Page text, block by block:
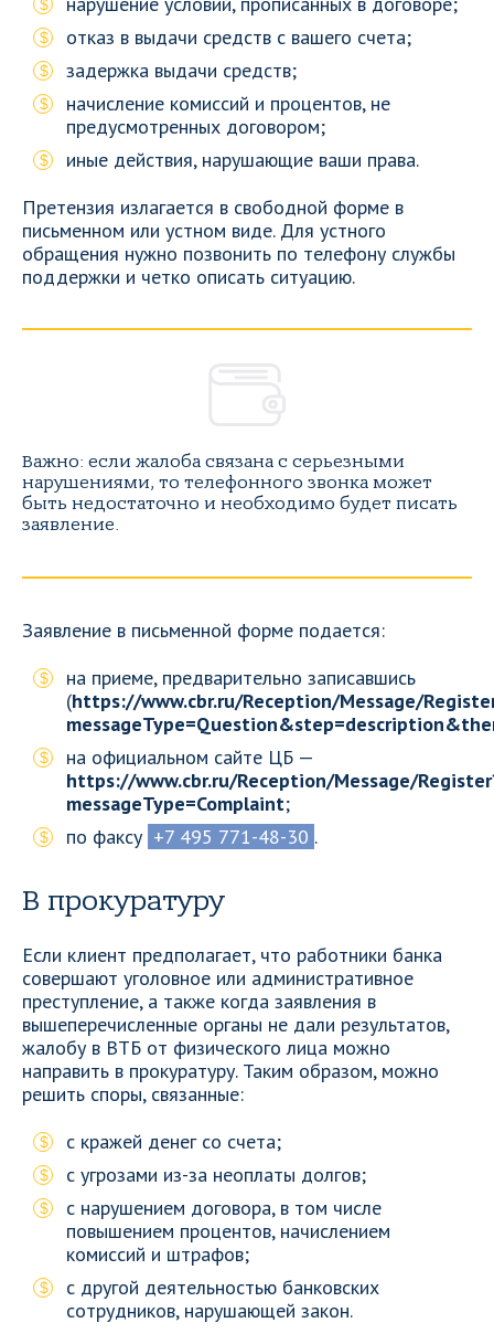
отказ в выдачи средств с вашего счета;
задержка выдачи средств;
начисление комиссий и процентов, не
предусмотренных договором;
иные действия, нарушающие ваши права.
Претензия излагается в свободной форме в
письменном или устном виде. Для устного
обращения нужно позвонить по телефону службы
поддержки и четко описать ситуацию.
Важно: если жалоба связана с серьезными
нарушениями, то телефонного звонка может
быть недостаточно и необходимо будет писать
заявление.
Заявление в письменной форме подается:
на приеме, предварительно записавшись
(https://www.cbr.ru/Reception/Message/
на официальном сайте ЦБ —
https://www.cbr.ru/Reception/Message/
messageType=Complaint;
по факсу +7 495 771-48-30 .
В прокуратуру
Если клиент предполагает, что работники банка
совершают уголовное или административное
преступление, а также когда заявления в
вышеперечисленные органы не дали результатов,
жалобу в ВТБ от физического лица можно
направить в прокуратуру. Таким образом, можно
решить споры, связанные:
с кражей денег со счета;
с угрозами из-за неоплаты долгов;
с нарушением договора, в том числе
повышением процентов, начислением
комиссий и штрафов;
с другой деятельностью банковских
сотрудников, нарушающей закон.